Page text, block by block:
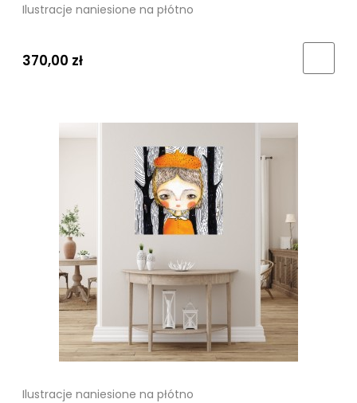
Ilustracje naniesione na płótno
370,00 zł
Ilustracje naniesione na płótno